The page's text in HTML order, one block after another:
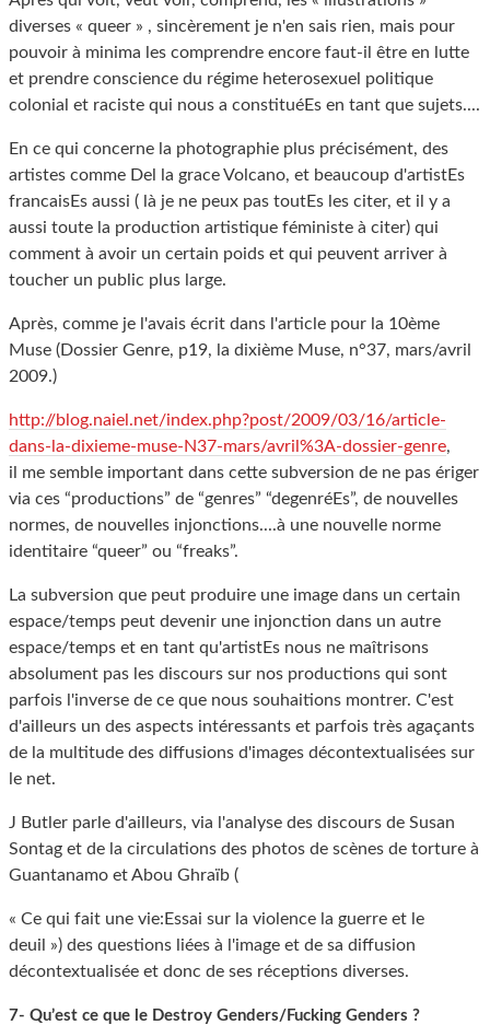
diverses « queer » , sincèrement je n'en sais rien, mais pour
pouvoir à minima les comprendre encore faut-il être en lutte
et prendre conscience du régime heterosexuel politique
colonial et raciste qui nous a constituéEs en tant que sujets....
En ce qui concerne la photographie plus précisément, des
artistes comme Del la grace Volcano, et beaucoup d'artistEs
francaisEs aussi ( là je ne peux pas toutEs les citer, et il y a
aussi toute la production artistique féministe à citer) qui
comment à avoir un certain poids et qui peuvent arriver à
toucher un public plus large.
Après, comme je l'avais écrit dans l'article pour la 10ème
Muse (Dossier Genre, p19, la dixième Muse, n°37, mars/avril
2009.)
http://blog.naiel.net/index.php?post/2009/03/16/article-
dans-la-dixieme-muse-N37-mars/avril%3A-dossier-genre,
il me semble important dans cette subversion de ne pas ériger
via ces “productions” de “genres” “degenréEs”, de nouvelles
normes, de nouvelles injonctions....à une nouvelle norme
identitaire “queer” ou “freaks”.
La subversion que peut produire une image dans un certain
espace/temps peut devenir une injonction dans un autre
espace/temps et en tant qu'artistEs nous ne maîtrisons
absolument pas les discours sur nos productions qui sont
parfois l'inverse de ce que nous souhaitions montrer. C'est
d'ailleurs un des aspects intéressants et parfois très agaçants
de la multitude des diffusions d'images décontextualisées sur
le net.
J Butler parle d'ailleurs, via l'analyse des discours de Susan
Sontag et de la circulations des photos de scènes de torture à
Guantanamo et Abou Ghraïb (
« Ce qui fait une vie:Essai sur la violence la guerre et le
deuil ») des questions liées à l'image et de sa diffusion
décontextualisée et donc de ses réceptions diverses.
7- Qu’est ce que le Destroy Genders/Fucking Genders ?